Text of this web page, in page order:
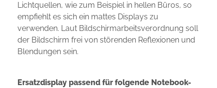
Lichtquellen, wie zum Beispiel in hellen Büros, so
empfiehlt es sich ein mattes Displays zu
verwenden. Laut Bildschirmarbeitsverordnung soll
der Bildschirm frei von störenden Reflexionen und
Blendungen sein.
Ersatzdisplay passend für folgende Notebook-